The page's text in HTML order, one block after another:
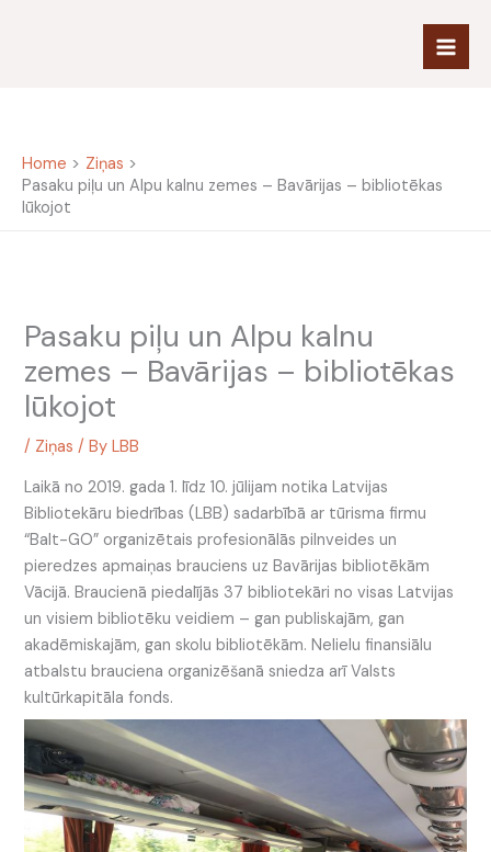
Home
Ziņas
Pasaku piļu un Alpu kalnu zemes – Bavārijas – bibliotēkas
lūkojot
Pasaku piļu un Alpu kalnu
zemes – Bavārijas – bibliotēkas
lūkojot
/ Ziņas / ByLBB
Laikā no 2019. gada 1. līdz 10. jūlijam notika Latvijas
Bibliotekāru biedrības (LBB) sadarbībā ar tūrisma firmu
“Balt-GO” organizētais profesionālās pilnveides un
pieredzes apmaiņas brauciens uz Bavārijas bibliotēkām
Vācijā. Braucienā piedalījās 37 bibliotekāri no visas Latvijas
un visiem bibliotēku veidiem – gan publiskajām, gan
akadēmiskajām, gan skolu bibliotēkām. Nelielu finansiālu
atbalstu brauciena organizēšanā sniedza arī Valsts
kultūrkapitāla fonds.